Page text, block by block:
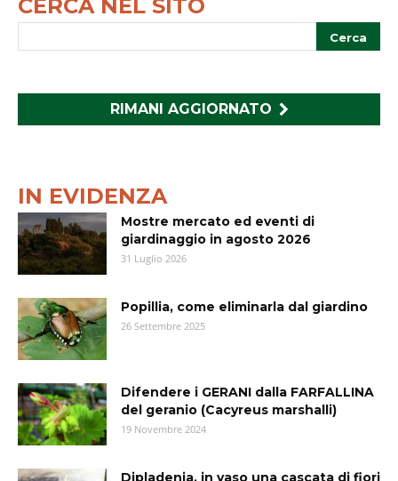
CERCA NEL SITO
RIMANI AGGIORNATO
IN EVIDENZA
Mostre mercato ed eventi di
giardinaggio in agosto 2026
31 Luglio 2026
Popillia, come eliminarla dal giardino
26 Settembre 2025
Difendere i GERANI dalla FARFALLINA
del geranio (Cacyreus marshalli)
19 Novembre 2024
Dipladenia, in vaso una cascata di fiori